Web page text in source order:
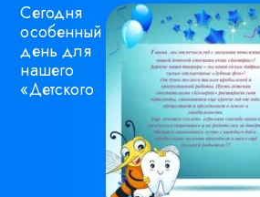
Сегодня
особенный
день для
нашего
«Детского